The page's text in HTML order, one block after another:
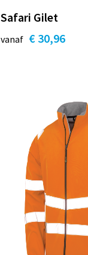
Safari Gilet
vanaf € 30,96